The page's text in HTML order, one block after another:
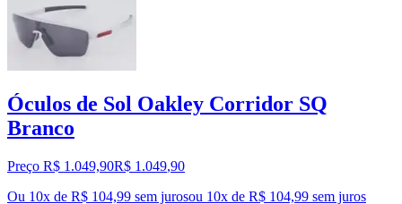
Óculos de Sol Oakley Corridor SQ
Branco
Preço R$ 1.049,90R$ 1.049,90
Ou 10x de R$ 104,99 sem jurosou 10x de R$ 104,99 sem juros